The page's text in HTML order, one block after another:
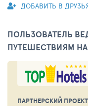
ДОБАВИТЬ В
ПОЛЬЗОВАТЕЛЬ
ПУТЕШЕСТВИЯМ
ПАРТНЕРСКИЙ